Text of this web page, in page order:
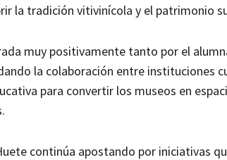
la tradición vitivinícola y el patrimonio
muy positivamente tanto por el
la colaboración entre instituciones
para convertir los museos en
continúa apostando por iniciativas